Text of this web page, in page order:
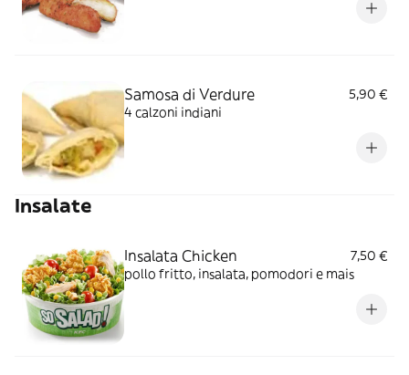
Samosa di Verdure
5,90 €
4 calzoni indiani
Insalate
Insalata Chicken
7,50 €
pollo fritto, insalata, pomodori e mais